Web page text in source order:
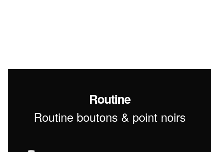
Routine
Routine boutons & point noirs